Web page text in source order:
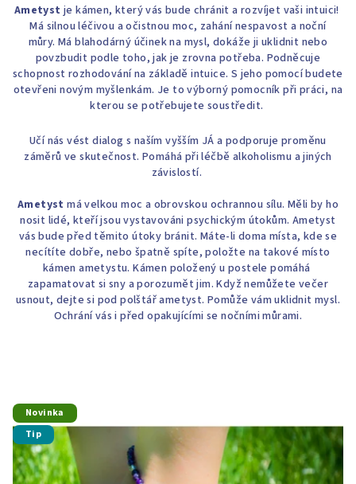
Ametyst je kámen, který vás bude chránit a rozvíjet vaši intuici!
Má silnou léčivou a očistnou moc, zahání nespavost a noční
můry. Má blahodárný účinek na mysl, dokáže ji uklidnit nebo
povzbudit podle toho, jak je zrovna potřeba. Podněcuje
schopnost rozhodování na základě intuice. S jeho pomocí budete
otevřeni novým myšlenkám. Je to výborný pomocník při práci, na
kterou se potřebujete soustředit.
Učí nás vést dialog s naším vyšším JÁ a podporuje proměnu
záměrů ve skutečnost. Pomáhá při léčbě alkoholismu a jiných
závislostí.
Ametyst má velkou moc a obrovskou ochrannou sílu. Měli by ho
nosit lidé, kteří jsou vystavováni psychickým útokům. Ametyst
vás bude před těmito útoky bránit. Máte-li doma místa, kde se
necítíte dobře, nebo špatně spíte, položte na takové místo
kámen ametystu. Kámen položený u postele pomáhá
zapamatovat si sny a porozumět jim. Když nemůžete večer
usnout, dejte si pod polštář ametyst. Pomůže vám uklidnit mysl.
Ochrání vás i před opakujícími se nočními můrami.
Novinka
Tip